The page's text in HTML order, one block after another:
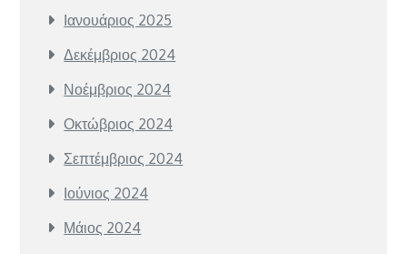
Ιανουάριος 2025
Δεκέμβριος 2024
Νοέμβριος 2024
Οκτώβριος 2024
Σεπτέμβριος 2024
Ιούνιος 2024
Μάιος 2024